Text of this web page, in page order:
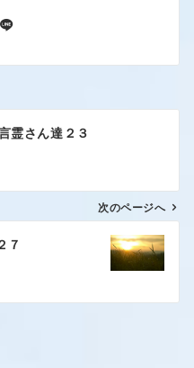
霊さん達２３
次のページへ
７